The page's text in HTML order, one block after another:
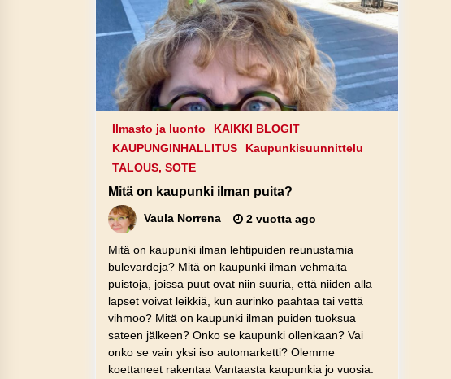
Ilmasto ja luonto
KAIKKI BLOGIT
KAUPUNGINHALLITUS
Kaupunkisuunnittelu
TALOUS, SOTE
Mitä on kaupunki ilman puita?
Vaula Norrena 2 vuotta ago
Mitä on kaupunki ilman lehtipuiden reunustamia
bulevardeja? Mitä on kaupunki ilman vehmaita
puistoja, joissa puut ovat niin suuria, että niiden alla
lapset voivat leikkiä, kun aurinko paahtaa tai vettä
vihmoo? Mitä on kaupunki ilman puiden tuoksua
sateen jälkeen? Onko se kaupunki ollenkaan? Vai
onko se vain yksi iso automarketti? Olemme
koettaneet rakentaa Vantaasta kaupunkia jo vuosia.